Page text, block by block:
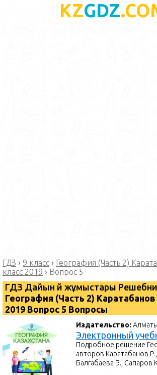
KZGDZ
ГДЗ › 9 класс › География (Часть 2)
класс 2019 › Вопрос 5
ГДЗ Дайын үй жұмыстары
География (Часть 2) Каратабанов
2019 Вопрос 5 Вопросы
Издательство:
Электронный
Подробное решение
авторов Каратабанов
Балгабаева Б., Сапаров